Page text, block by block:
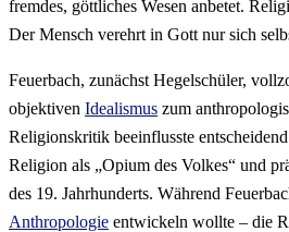
fremdes, göttliches Wesen anbetet.
Der Mensch verehrt in Gott nur sich
Feuerbach, zunächst Hegelschüler,
objektiven Idealismus zum
Religionskritik beeinflusste
Religion als „Opium des Volkes“ und
des 19. Jahrhunderts. Während
Anthropologie entwickeln wollte – die